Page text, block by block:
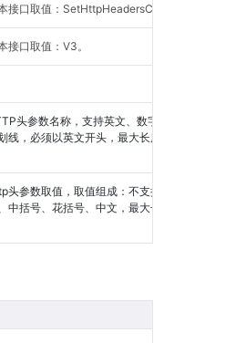
接口取值：SetHttpHeadersConfig。
接口取值：V3。
头参数名称，支持英文、数字、下划
线，必须以英文开头，最大长度为128
头参数取值，取值组成：不支持双引
中括号、花括号、中文，最大长度为